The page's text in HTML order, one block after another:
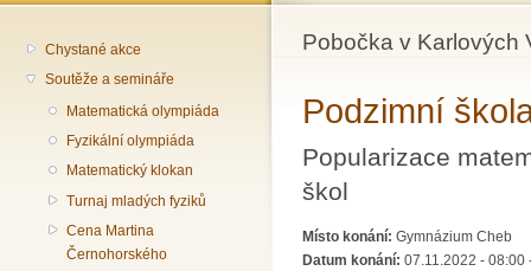
Chystané akce
Soutěže a semináře
Matematická olympiáda
Fyzikální olympiáda
Matematický klokan
Turnaj mladých fyziků
Cena Martina
Černohorského
Jste zde
Pobočka v Karlových
Podzimní
Popularizace
škol
Místo konání: Gymnázium Cheb
Datum konání: 07.11.2022 - 08:00